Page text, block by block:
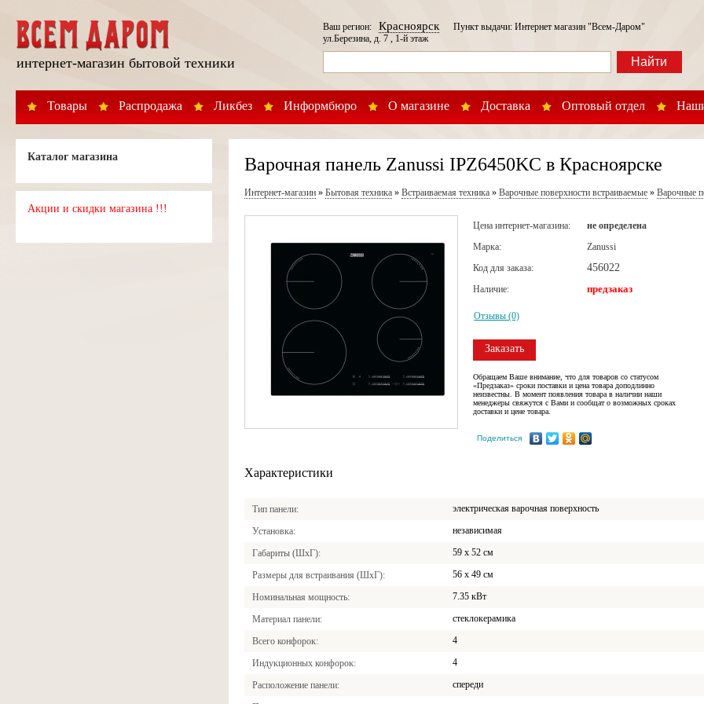
интернет-магазин бытовой техники
Товары Распродажа Ликбез Информбюро О магазине Доставка Оптовый отдел
Ваш регион:КрасноярскПункт выдачи: Интернет магазин "Всем-Даром"
ул.Березина, д. 7 , 1-й этаж
Найти
Каталог магазина
Акции и скидки магазина !!!
Варочная панель Zanussi IPZ6450KC в Красноярске
Интернет-магазин »Бытовая техника »Встраиваемая техника »Варочные поверхности встраиваемые »Варочные
Цена интернет-магазина:
не определена
Марка:
Zanussi
Код для заказа:
456022
Наличие: предзаказ
Отзывы (0)
Заказать
Обращаем Ваше внимание, что для товаров со статусом
«Предзаказ» сроки поставки и цена товара доподлинно
неизвестны. В момент появления товара в наличии наши
менеджеры свяжутся с Вами и сообщат о возможных сроках
доставки и цене товара.
Поделиться
Характеристики
Тип панели электрическая варочная поверхность
Установка независимая
Габариты (ШхГ) 59 x 52 см
Размеры для встраивания (ШхГ) 56 x 49 см
Номинальная мощность 7.35 кВт
Материал панели стеклокерамика
Всего конфорок 4
Индукционных конфорок 4
Расположение панели спереди